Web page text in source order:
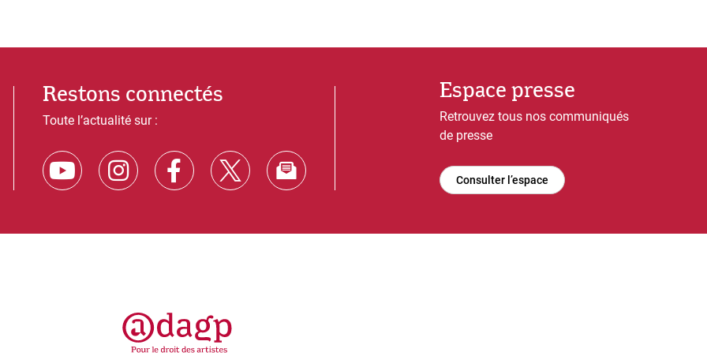
Restons connectés
Toute l’actualité sur :
Espace presse
Retrouvez tous nos communiqués
de presse
Consulter l’espace